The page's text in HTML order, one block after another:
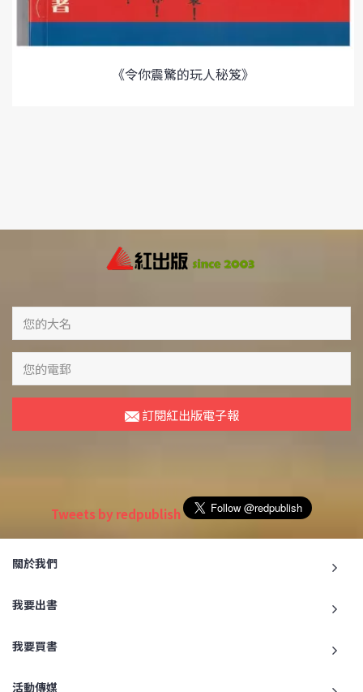
《令你震驚的玩人秘笈》
訂閱紅出版電子報
Tweets by redpublish
關於我們
我要出書
我要買書
活動傳媒